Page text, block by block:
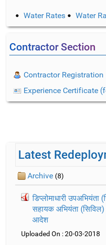
Water Rates Water
Contractor Section
Contractor Registration
Experience Certificate
Latest
Archive (8)
डिप्लोमाधारी
सहायक अभियंता (सिविल)
आदेश
Uploaded On : 20-03-2018